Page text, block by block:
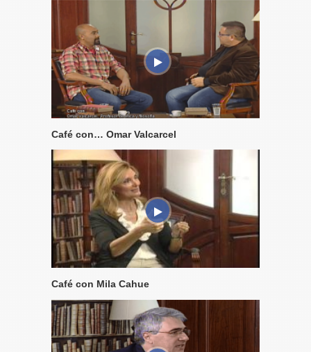
Café con… Omar Valcarcel
Café con Mila Cahue